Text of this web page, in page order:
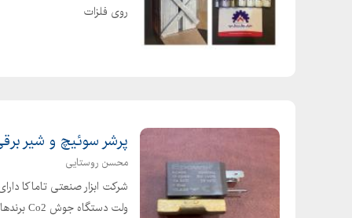
روی فلزات
پرشر سوئیچ و شیر
محسن روستایی
ولت دستگاه جوش Co2 برندهای گام الکتریک ، صبا الکتریک ، اورین الکتریک و راد الکتریک